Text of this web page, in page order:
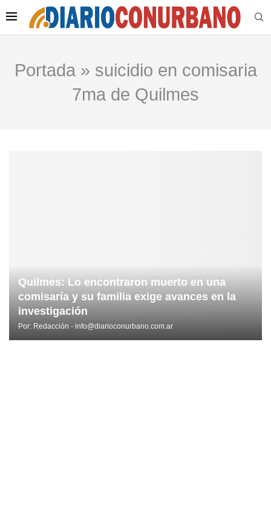
Portada» suicidio en comisaria
7ma de Quilmes
Quilmes: Lo encontraron muerto en una
comisaría y su familia exige avances en la
investigación
Por: Redacción - info@diarioconurbano.com.ar